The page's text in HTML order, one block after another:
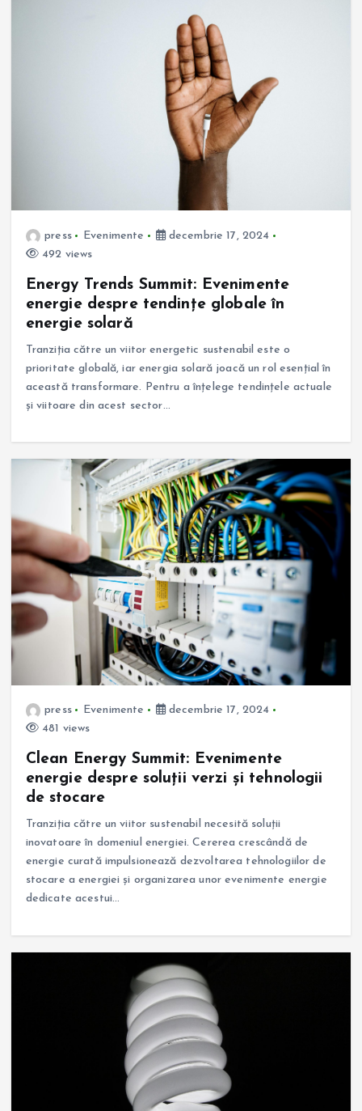
press Evenimente
decembrie 17, 2024
492 views
Energy Trends Summit: Evenimente
energie despre tendințe globale în
energie solară
Tranziția către un viitor energetic sustenabil este o
prioritate globală, iar energia solară joacă un rol esențial în
această transformare. Pentru a înțelege tendințele actuale
și viitoare din acest sector…
press Evenimente
decembrie 17, 2024
481 views
Clean Energy Summit: Evenimente
energie despre soluții verzi și tehnologii
de stocare
Tranziția către un viitor sustenabil necesită soluții
inovatoare în domeniul energiei. Cererea crescândă de
energie curată impulsionează dezvoltarea tehnologiilor de
stocare a energiei și organizarea unor evenimente energie
dedicate acestui…